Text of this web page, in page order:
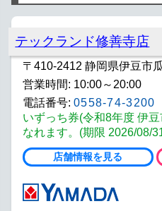
テックランド修善寺店
〒410-2412 静岡県伊豆市
営業時間: 10:00～20:00
電話番号: 0558-74-3200
いずっち券(令和8年度 伊
なれます。(期限 2026/08/
店舗情報を見る